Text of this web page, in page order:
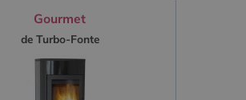
Gourmet
de Turbo-Fonte